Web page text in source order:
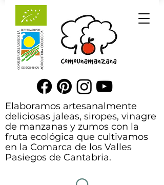
Elaboramos artesanalmente
deliciosas jaleas, siropes, vinagre
de manzanas y zumos con la
fruta ecológica que cultivamos
en la Comarca de los Valles
Pasiegos de Cantabria.